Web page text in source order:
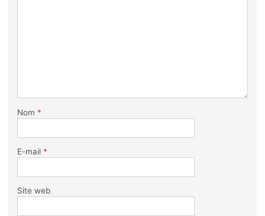
Nom *
E-mail *
Site web